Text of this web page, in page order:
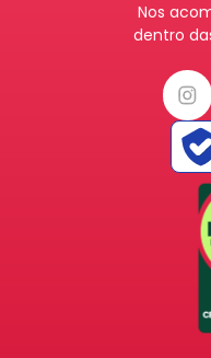
Nos
dentro